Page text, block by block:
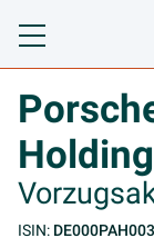
Toggle
ISIN: